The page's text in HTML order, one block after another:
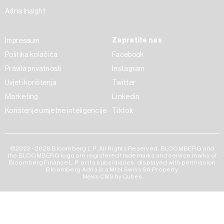
Adria Insight
Impressum
Politika kolačića
Pravila privatnosti
Uvjeti korištenja
Marketing
Korištenje umjetne inteligencije
Zapratite nas
Facebook
Instagram
Twitter
Linkedin
Tiktok
©2022 - 2026 Bloomberg L.P. All Rights Reserved. BLOOMBERG and
the BLOOMBERG logo are registered trademarks and service marks of
Bloomberg Finance L.P. or its subsidiaries, displayed with permission
Bloomberg Adria is a Mtel Swiss SA Property
News CMS by Cubes